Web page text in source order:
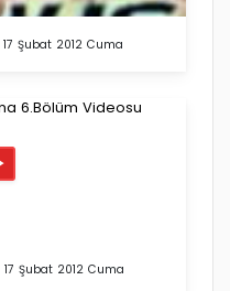
17 Şubat 2012 Cuma
17 Şubat 2012 Cuma